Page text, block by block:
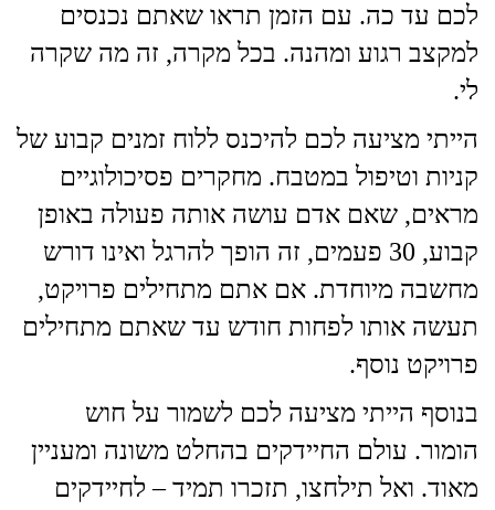
לכם עד כה. עם הזמן תראו שאתם נכנסים
למקצב רגוע ומהנה. בכל מקרה, זה מה שקרה
לי.
הייתי מציעה לכם להיכנס ללוח זמנים קבוע של
קניות וטיפול במטבח. מחקרים פסיכולוגיים
מראים, שאם אדם עושה אותה פעולה באופן
קבוע, 30 פעמים, זה הופך להרגל ואינו דורש
מחשבה מיוחדת. אם אתם מתחילים פרויקט,
תעשה אותו לפחות חודש עד שאתם מתחילים
פרויקט נוסף.
בנוסף הייתי מציעה לכם לשמור על חוש
הומור. עולם החיידקים בהחלט משונה ומעניין
מאוד. ואל תילחצו, תזכרו תמיד – לחיידקים